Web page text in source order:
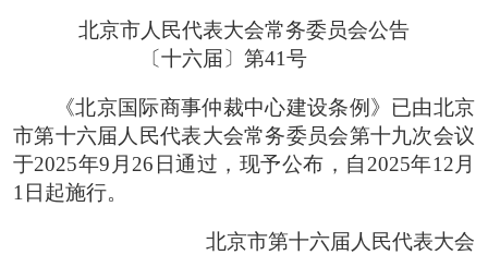
北京市人民代表大会常务委员会公告
〔十六届〕第41号
《北京国际商事仲裁中心建设条例》已由北京
市第十六届人民代表大会常务委员会第十九次会议
于2025年9月26日通过，现予公布，自2025年12月
1日起施行。
北京市第十六届人民代表大会